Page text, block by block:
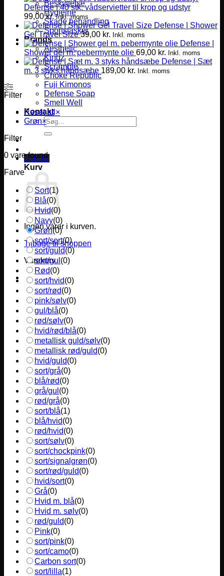
Beskyttelse
Hygiejne
Skade behandling
Sportstasker
Brands
Aesthetic
Kingz
Scramble
Choke Republic
Fuji Kimonos
Defense Soap
Smell Well
Kontakt
Søg
efter:
0,00 kr.
Kurv
Ingen varer i kurven.
Tilbage til shoppen
Varekurv
Defense | 40 stk. vådservietter til krop og udstyr
99,00kr. Inkl. moms
Defense | Shower
Gel Travel Size 39,00 kr. Inkl. moms
Defense |
Shower gel m. pebermynte olie 69,00 kr. Inkl. moms
Defense | Sæt
m. 3 styks håndsæbe 189,00 kr. Inkl. moms
Filter
Reset all ×
Grøn×
Filter
0 vare found
Farve
Sort(1)
Blå(0)
Hvid(0)
Navy(0)
Grøn(0)
sort/sort(0)
sort/guld(0)
sort/gul (0)
Rød(0)
sort/hvid(0)
sort/rød(0)
pink/sølv(0)
gul/blå(0)
rød/sølv(0)
hvid/rød/blå(0)
metallisk guld/sølv(0)
metallisk rød/guld(0)
hvid/guld(0)
sort/grå(0)
blå/rød(0)
grå/gul (0)
rød/grå(0)
sort/blå(1)
blå/hvid(0)
rød/hvid(0)
sort/sølv(0)
sort/chockpink(0)
sort/signalgrøn(0)
sort/rød/guld(0)
hvid/sort(0)
Grå(0)
Hvid m. blå(0)
Hvid m. sølv(0)
rød/guld(0)
Pink(0)
sort/pink(0)
sort/camo(0)
Carbon sort(0)
sort/lilla(1)